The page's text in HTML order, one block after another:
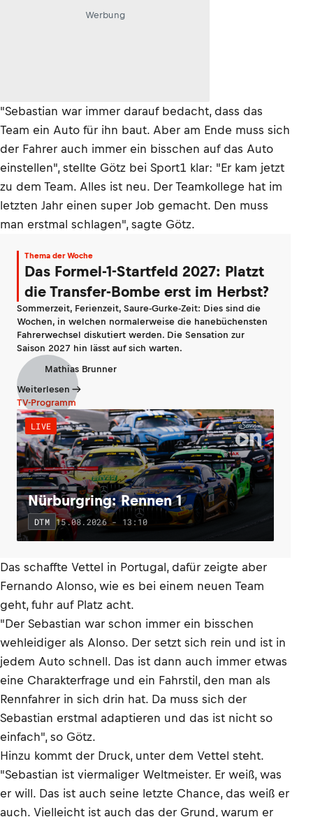
Werbung
"Sebastian war immer darauf bedacht, dass das
Team ein Auto für ihn baut. Aber am Ende muss sich
der Fahrer auch immer ein bisschen auf das Auto
einstellen", stellte Götz bei Sport1 klar: "Er kam jetzt
zu dem Team. Alles ist neu. Der Teamkollege hat im
letzten Jahr einen super Job gemacht. Den muss
man erstmal schlagen", sagte Götz.
Thema der Woche
Das Formel-1-Startfeld 2027: Platzt
die Transfer-Bombe erst im Herbst?
Sommerzeit, Ferienzeit, Saure-Gurke-Zeit: Dies sind die
Wochen, in welchen normalerweise die hanebüchensten
Fahrerwechsel diskutiert werden. Die Sensation zur
Saison 2027 hin lässt auf sich warten.
Mathias Brunner
Weiterlesen
TV-Programm
LIVE
Nürburgring: Rennen 1
DTM 15.08.2026 - 13:10
Das schaffte Vettel in Portugal, dafür zeigte aber
Fernando Alonso, wie es bei einem neuen Team
geht, fuhr auf Platz acht.
"Der Sebastian war schon immer ein bisschen
wehleidiger als Alonso. Der setzt sich rein und ist in
jedem Auto schnell. Das ist dann auch immer etwas
eine Charakterfrage und ein Fahrstil, den man als
Rennfahrer in sich drin hat. Da muss sich der
Sebastian erstmal adaptieren und das ist nicht so
einfach", so Götz.
Hinzu kommt der Druck, unter dem Vettel steht.
"Sebastian ist viermaliger Weltmeister. Er weiß, was
er will. Das ist auch seine letzte Chance, das weiß er
auch. Vielleicht ist auch das der Grund, warum er